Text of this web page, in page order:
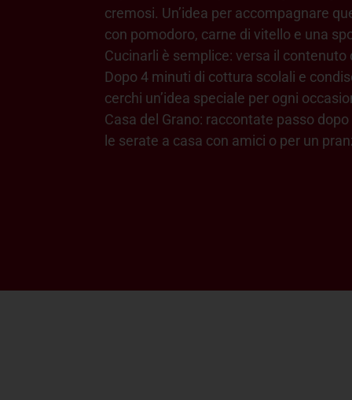
cremosi. Un’idea per accompagnare
con pomodoro, carne di vitello e una
Cucinarli è semplice: versa il
Dopo 4 minuti di cottura scolali e
cerchi un’idea speciale per ogni
Casa del Grano: raccontate passo
le serate a casa con amici o per un